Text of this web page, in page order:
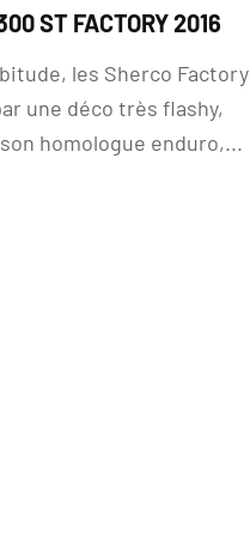
ST FACTORY 2016
les Sherco Factory
une déco très flashy,
homologue enduro,...